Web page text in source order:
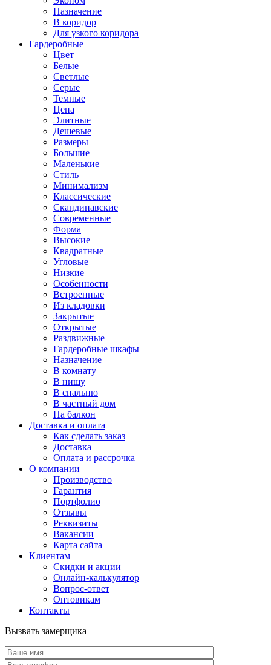
Назначение
В коридор
Для узкого коридора
Гардеробные
Цвет
Белые
Светлые
Серые
Темные
Цена
Элитные
Дешевые
Размеры
Большие
Маленькие
Стиль
Минимализм
Классические
Скандинавские
Современные
Форма
Высокие
Квадратные
Угловые
Низкие
Особенности
Встроенные
Из кладовки
Закрытые
Открытые
Раздвижные
Гардеробные шкафы
Назначение
В комнату
В нишу
В спальню
В частный дом
На балкон
Доставка и оплата
Как сделать заказ
Доставка
Оплата и рассрочка
О компании
Производство
Гарантия
Портфолио
Отзывы
Реквизиты
Вакансии
Карта сайта
Клиентам
Скидки и акции
Онлайн-калькулятор
Вопрос-ответ
Оптовикам
Контакты
Вызвать замерщика